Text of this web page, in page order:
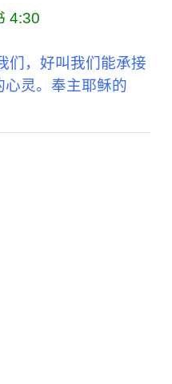
4:30
们，好叫我们能承接
灵。奉主耶稣的